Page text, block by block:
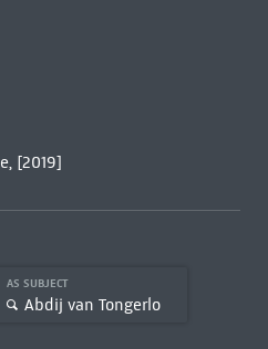
[2019]
AS SUBJECT
Abdij van Tongerlo